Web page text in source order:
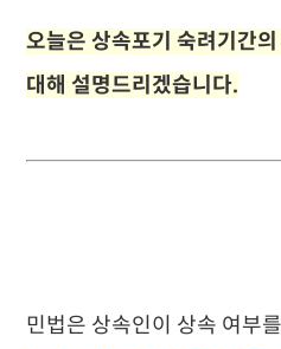
오늘은 상속포기 숙려기간
대해 설명드리겠습니다.
민법은 상속인이 상속 여부